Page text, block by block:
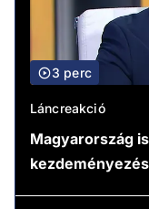
3 perc
Láncreakció
Magyarország